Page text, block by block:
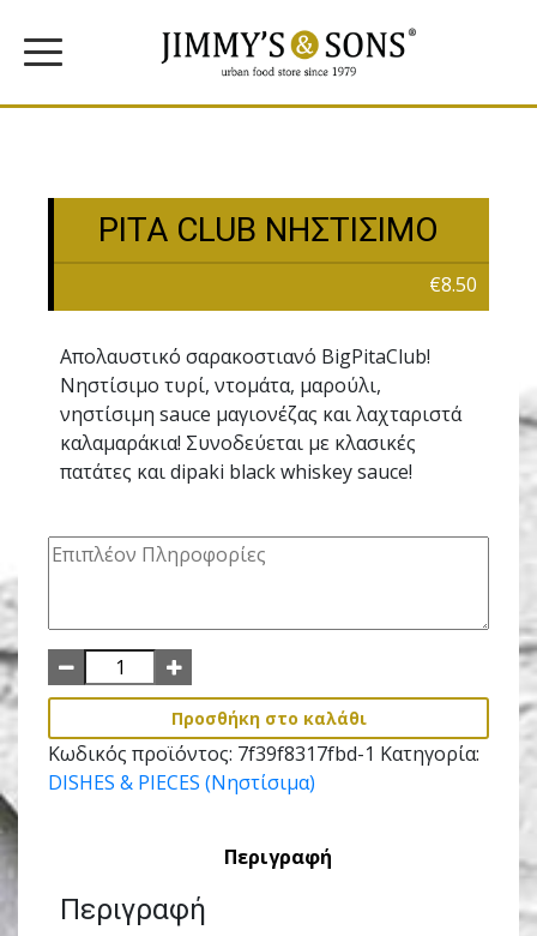
PITA CLUB ΝΗΣΤΙΣΙΜΟ
€8.50
Απολαυστικό σαρακοστιανό BigPitaClub!
Νηστίσιμο τυρί, ντομάτα, μαρούλι,
νηστίσιμη sauce μαγιονέζας και λαχταριστά
καλαμαράκια! Συνοδεύεται με κλασικές
πατάτες και dipaki black whiskey sauce!
Προσθήκη στο καλάθι
Κωδικός προϊόντος: 7f39f8317fbd-1 Κατηγορία:
DISHES & PIECES (Νηστίσιμα)
Περιγραφή
Περιγραφή